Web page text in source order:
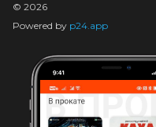
© 2026
Powered by p24.app